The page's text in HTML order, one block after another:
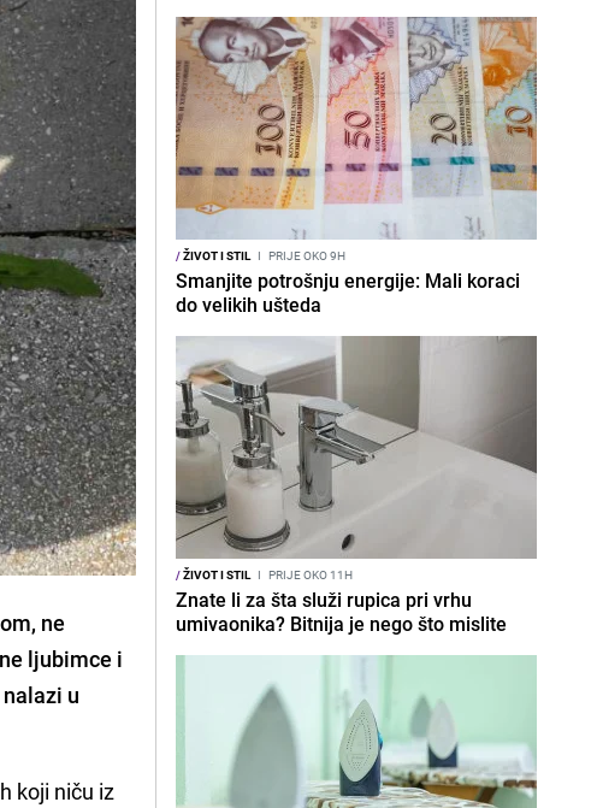
ne
ljubimce i
u
koji niču iz
/ŽIVOT I STIL I PRIJE OKO 9H
Smanjite potrošnju energije: Mali koraci
do velikih ušteda
/ŽIVOT I STIL I PRIJE OKO 11H
Znate li za šta služi rupica pri vrhu
umivaonika? Bitnija je nego što mislite